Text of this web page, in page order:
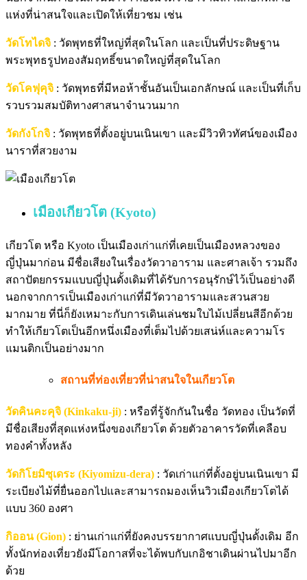
แห่งที่น่าสนใจและเปิดให้เที่ยวชม เช่น
วัดโทไดจิ : วัดพุทธที่ใหญ่ที่สุดในโลก และเป็นที่ประดิษฐาน
พระพุทธรูปทองสัมฤทธิ์ขนาดใหญ่ที่สุดในโลก
วัดโคฟุคุจิ : วัดพุทธที่มีหอห้าชั้นอันเป็นเอกลักษณ์ และเป็นที่เก็บ
รวบรวมสมบัติทางศาสนาจำนวนมาก
วัดกังโกจิ : วัดพุทธที่ตั้งอยู่บนเนินเขา และมีวิวทิวทัศน์ของเมือง
นาราที่สวยงาม
เมืองเกียวโต (Kyoto)
เกียวโต หรือ Kyoto เป็นเมืองเก่าแก่ที่เคยเป็นเมืองหลวงของ
ญี่ปุ่นมาก่อน มีชื่อเสียงในเรื่องวัดวาอาราม และศาลเจ้า รวมถึง
สถาปัตยกรรมแบบญี่ปุ่นดั้งเดิมที่ได้รับการอนุรักษ์ไว้เป็นอย่างดี
นอกจากการเป็นเมืองเก่าแก่ที่มีวัดวาอารามและสวนสวย
มากมาย ที่นี่ก็ยังเหมาะกับการเดินเล่นชมใบไม้เปลี่ยนสีอีกด้วย
ทำให้เกียวโตเป็นอีกหนึ่งเมืองที่เต็มไปด้วยเสน่ห์และความโร
แมนติกเป็นอย่างมาก
สถานที่ท่องเที่ยวที่น่าสนใจในเกียวโต
วัดคินคะคุจิ (Kinkaku-ji) : หรือที่รู้จักกันในชื่อ วัดทอง เป็นวัดที่
มีชื่อเสียงที่สุดแห่งหนึ่งของเกียวโต ด้วยตัวอาคารวัดที่เคลือบ
ทองคำทั้งหลัง
วัดกิโยมิซุเดระ (Kiyomizu-dera) : วัดเก่าแก่ที่ตั้งอยู่บนเนินเขา มี
ระเบียงไม้ที่ยื่นออกไปและสามารถมองเห็นวิวเมืองเกียวโตได้
แบบ 360 องศา
กิออน (Gion) : ย่านเก่าแก่ที่ยังคงบรรยากาศแบบญี่ปุ่นดั้งเดิม อีก
ทั้งนักท่องเที่ยวยังมีโอกาสที่จะได้พบกับเกอิชาเดินผ่านไปมาอีก
ด้วย